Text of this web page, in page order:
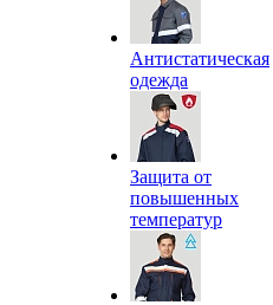
Антистатическая
одежда
Защита от
повышенных
температур